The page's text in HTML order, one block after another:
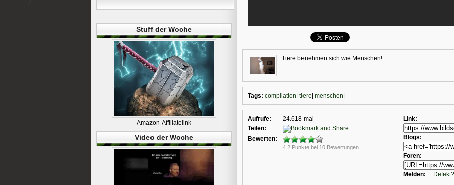
Tiere benehmen sich wie Menschen!
Tags: compilation tiere menschen
Aufrufe:
24.618 mal
Teilen:
Bewerten:
4.2 Punkte bei 10 Bewertungen
Link:
Blogs:
Foren:
Melden:
Stuff der Woche
Amazon-Affiliatelink
Video der Woche